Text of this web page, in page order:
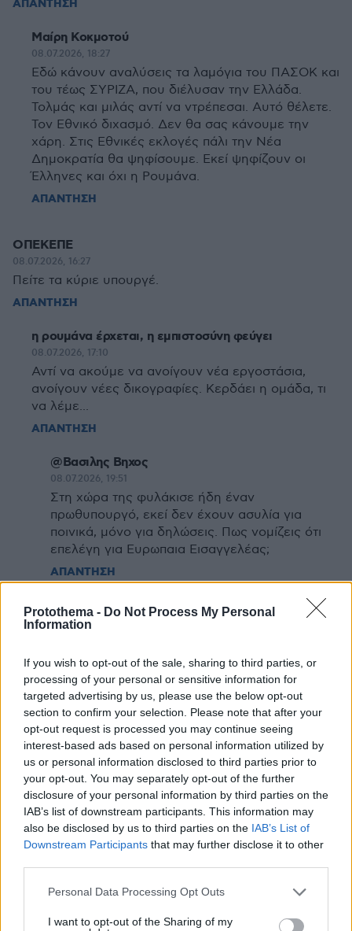
Protothema - Do Not Process My Personal
Information
If you wish to opt-out of the sale, sharing to third parties, or
processing of your personal or sensitive information for
targeted advertising by us, please use the below opt-out
section to confirm your selection. Please note that after your
opt-out request is processed you may continue seeing
interest-based ads based on personal information utilized by
us or personal information disclosed to third parties prior to
your opt-out. You may separately opt-out of the further
disclosure of your personal information by third parties on the
IAB’s list of downstream participants. This information may
also be disclosed by us to third parties on the IAB’s List of
Downstream Participants that may further disclose it to other
Please note that this website/app uses one or more Google
not limited to your visit or usage behaviour. You may click to
Personal Data Processing Opt Outs
I want to opt-out of the Sharing of my
ΑΠΑΝΤΗΣΗ
Μαίρη Κοκμοτού
08.07.2026, 18:27
Εδώ κάνουν αναλύσεις τα λαμόγια του ΠΑΣΟΚ και
του τέως ΣΥΡΙΖΑ, που διέλυσαν την Ελλάδα.
Τολμάς και μιλάς αντί να ντρέπεσαι. Αυτό θέλετε.
Τον Εθνικό διχασμό. Δεν θα σας κάνουμε την
χάρη. Στις Εθνικές εκλογές πάλι την Νέα
Δημοκρατία θα ψηφίσουμε. Εκεί ψηφίζουν οι
Έλληνες και όχι η Ρουμάνα.
ΑΠΑΝΤΗΣΗ
ΟΠΕΚΕΠΕ
08.07.2026, 16:27
Πείτε τα κύριε υπουργέ.
ΑΠΑΝΤΗΣΗ
η ρουμάνα έρχεται, η εμπιστοσύνη φεύγει
08.07.2026, 17:10
Αντί να ακούμε να ανοίγουν νέα εργοστάσια,
ανοίγουν νέες δικογραφίες. Κερδάει η ομάδα, τι
να λέμε...
ΑΠΑΝΤΗΣΗ
@Βασιλης Βηχος
08.07.2026, 19:51
Στη χώρα της φυλάκισε ήδη έναν
πρωθυπουργό, εκεί δεν έχουν ασυλία για
ποινικά, μόνο για δηλώσεις. Πως νομίζεις ότι
επελέγη για Ευρωπαια Εισαγγελέας;
ΑΠΑΝΤΗΣΗ
Βασίλης Βήχος
09.07.2026, 06:17
εξυπηρετεί συγκεκριμένα πολιτικά
συμφέροντα. Το ίδιο ήρθε να κάνει και στην
Ελλάδα και το κάνει με μεγάλη συνέπεια.
ΑΠΑΝΤΗΣΗ
Βασίλης Βήχος
08.07.2026, 18:30
Στις Εθνικές εκλογές ψηφίζουν οι Έλληνες και
όχι η Ρουμάνα. Αυτά τα τρελά και περίεργα
που κάνει εδώ, να πάει να τα κάνει στην χώρα
της.
ΑΠΑΝΤΗΣΗ
α καλά